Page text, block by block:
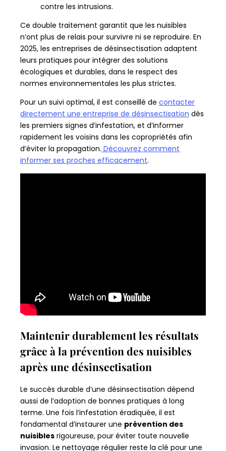
contre les intrusions.
Ce double traitement garantit que les nuisibles
n’ont plus de relais pour survivre ni se reproduire. En
2025, les entreprises de désinsectisation adaptent
leurs pratiques pour intégrer des solutions
écologiques et durables, dans le respect des
normes environnementales les plus strictes.
Pour un suivi optimal, il est conseillé de contacter
directement une entreprise de désinsectisation dès
les premiers signes d’infestation, et d’informer
rapidement les voisins dans les copropriétés afin
d’éviter la propagation. Découvrez comment
informer ses proches efficacement.
Maintenir durablement les résultats
grâce à la prévention des nuisibles
après une désinsectisation
Le succès durable d’une désinsectisation dépend
aussi de l’adoption de bonnes pratiques à long
terme. Une fois l’infestation éradiquée, il est
fondamental d’instaurer une prévention des
nuisibles rigoureuse, pour éviter toute nouvelle
invasion. Le nettoyage régulier reste la clé pour une